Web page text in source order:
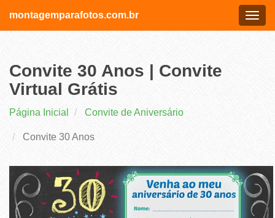
Menu
montagemparafotos.com.br
Convite 30 Anos | Convite
Virtual Grátis
Página Inicial Convite de Aniversário
Convite 30 Anos